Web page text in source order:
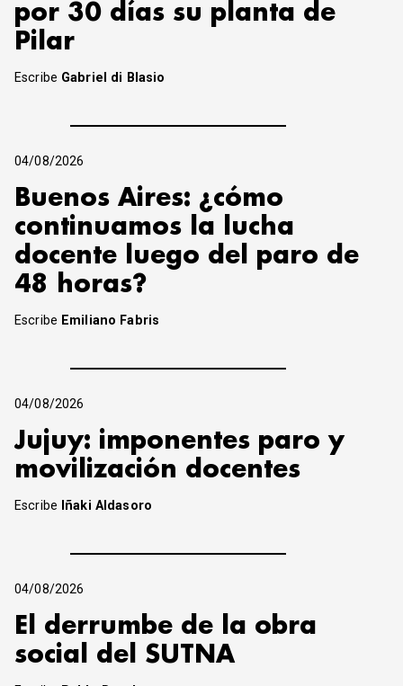
por 30 días su planta de
Pilar
Escribe Gabriel di Blasio
04/08/2026
Buenos Aires: ¿cómo
continuamos la lucha
docente luego del paro de
48 horas?
Escribe Emiliano Fabris
04/08/2026
Jujuy: imponentes paro y
movilización docentes
Escribe Iñaki Aldasoro
04/08/2026
El derrumbe de la obra
social del SUTNA